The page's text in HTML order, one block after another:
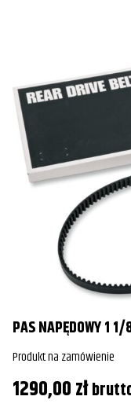
PAS NAPĘDOWY 1
Produkt na zamówienie
1290,00zł